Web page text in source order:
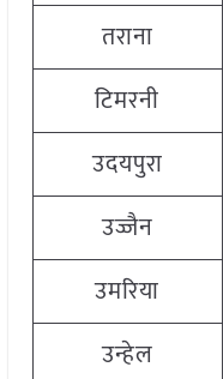
तराना
टिमरनी
उदयपुरा
उज्जैन
उमरिया
उन्हेल